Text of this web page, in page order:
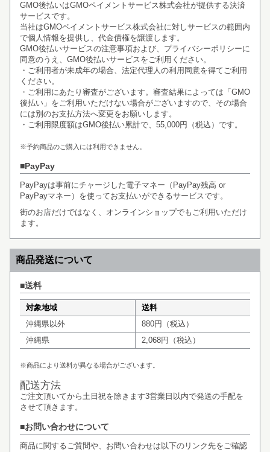
GMO後払いはGMOペイメントサービス株式会社が提供する決済
サービスです。
当社はGMOペイメントサービス株式会社に対しサービスの範囲内
で個人情報を提供し、代金債権を譲渡します。
GMO後払いサービスの注意事項および、 プライバシーポリシーに
同意のうえ、GMO後払いサービスをご利用ください。
・ご利用者が未成年の場合、法定代理人の利用同意を得てご利用
ください。
・ご利用にあたり審査がございます。審査結果によっては「GMO
後払い」をご利用いただけない場合がございますので、その場合
には別のお支払方法へ変更をお願いします。
・ご利用限度額はGMO後払い累計で、55,000円（税込）です。
※予約商品のご購入には利用できません。
PayPay
PayPayは事前にチャージした電子マネー（PayPay残高 or
PayPayマネー）を使ってお支払いができるサービスです。
街のお店だけではなく、オンラインショップでもご利用いただけ
ます。
商品発送について
送料
対象地域
送料
沖縄県以外
880円（税込）
沖縄県
2,068円（税込）
※商品により送料が異なる場合がございます。
配送方法
ご注文頂いてから土日祝を除きます3営業日以内で発送の手配を
させて頂きます。
お問い合わせについて
商品に関するご質問や、お問い合わせは以下のリンク先をご確認